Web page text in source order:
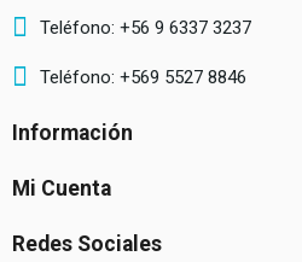
Teléfono: +56 9 6337 3237
Teléfono: +569 5527 8846
Información
Mi Cuenta
Redes Sociales